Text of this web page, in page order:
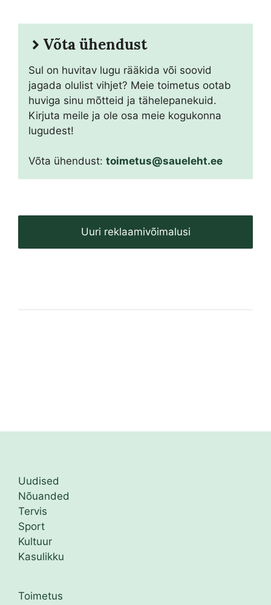
Võta ühendust
Sul on huvitav lugu rääkida või soovid
jagada olulist vihjet? Meie toimetus ootab
huviga sinu mõtteid ja tähelepanekuid.
Kirjuta meile ja ole osa meie kogukonna
lugudest!
Võta ühendust: toimetus@saueleht.ee
Uuri reklaamivõimalusi
Uudised
Nõuanded
Tervis
Sport
Kultuur
Kasulikku
Toimetus